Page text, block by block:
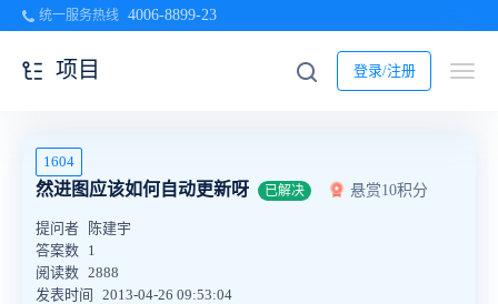
统一服务热线 4006-8899-23
登录/注册
项目
1604
然进图应该如何自动更新呀 已解决 悬赏10积分
提问者
陈建宇
答案数 1
阅读数 2888
发表时间
2013-04-26 09:53:04